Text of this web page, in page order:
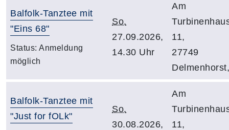
Balfolk-Tanztee mit
"Eins 68"
Status: Anmeldung
möglich
So.
27.09.2026,
14.30 Uhr
Am
11,
27749
Delmenhorst,
Balfolk-Tanztee mit
"Just for fOLk"
So.
30.08.2026,
Am
11,